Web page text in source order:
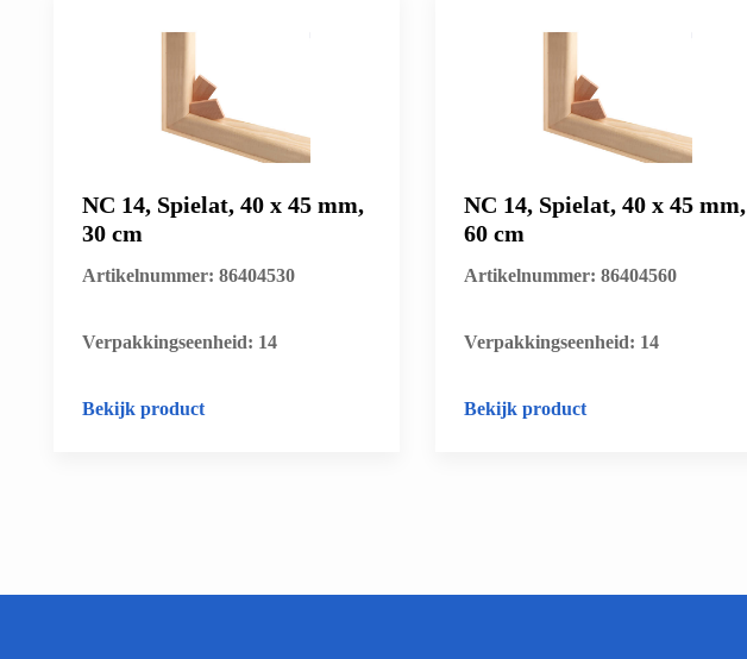
NC 14, Spielat, 40 x 45 mm,
30 cm
Artikelnummer: 86404530
​Verpakkingseenheid: 14
Bekijk product
NC 14, Spielat, 40 x 45 mm,
60 cm
Artikelnummer: 86404560
​Verpakkingseenheid: 14
Bekijk product